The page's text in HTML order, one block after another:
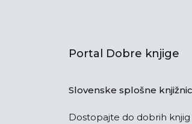
Portal Dobre knjige
Slovenske splošne
Dostopajte do dobrih knjig